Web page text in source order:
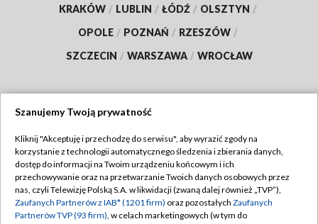
KRAKÓW / LUBLIN / ŁÓDŹ / OLSZTYN /
OPOLE / POZNAŃ / RZESZÓW /
SZCZECIN / WARSZAWA / WROCŁAW
TVP
Abonament TVP
Emisja w TVP
Regulamin TVP
Polityka prywatności
Szanujemy Twoją prywatność
Kliknij "Akceptuję i przechodzę do serwisu", aby wyrazić zgody na
korzystanie z technologii automatycznego śledzenia i zbierania danych,
dostęp do informacji na Twoim urządzeniu końcowym i ich
przechowywanie oraz na przetwarzanie Twoich danych osobowych przez
nas, czyli Telewizję Polską S.A. w likwidacji (zwaną dalej również „TVP”),
Zaufanych Partnerów z IAB* (1201 firm) oraz pozostałych Zaufanych
Partnerów TVP (93 firm), w celach marketingowych (w tym do